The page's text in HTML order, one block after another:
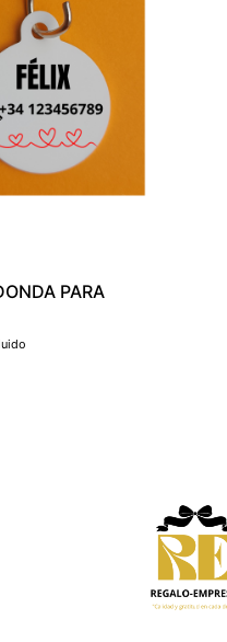
PARA